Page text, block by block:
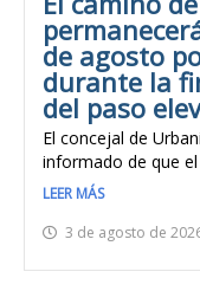
de agosto
durante la
del paso
El concejal de
informado de que el
LEER MÁS
3 de agosto de